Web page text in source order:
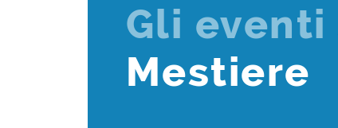
Gli eventi
Mestiere